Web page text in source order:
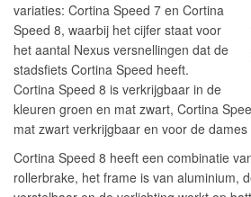
variaties: Cortina Speed 7 en Cortina
Speed 8, waarbij het cijfer staat voor
het aantal Nexus versnellingen dat de
stadsfiets Cortina Speed heeft.
Cortina Speed 8 is verkrijgbaar in de
kleuren groen en mat zwart, Cortina
mat zwart verkrijgbaar en voor de dames
Cortina Speed 8 heeft een combinatie
rollerbrake, het frame is van aluminium,